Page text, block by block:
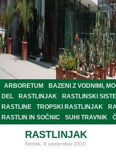
ARBORETUM BAZENI Z VODNIMI,
DEL
RASTLINJAK RASTLINSKI
RASTLINE
TROPSKI RASTLINJAK
RASTLIN IN SOČNIC
SUHI TRAVNIK
RASTLINJAK
četrtek, 9 september 2010